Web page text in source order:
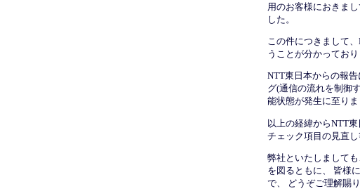
用のお客様におきま
した。
この件につきまして
うことが分かっており
NTT東日本からの報
グ(通信の流れを制御
能状態が発生に至りま
以上の経緯からNTT
チェック項目の見直し
弊社といたしまして
を図るともに、 皆様
で、 どうぞご理解賜